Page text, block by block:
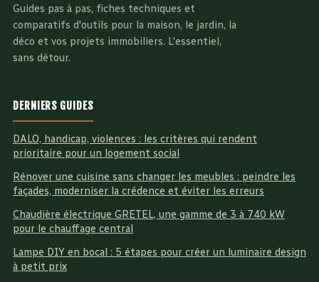
Guides pas à pas, fiches techniques et
comparatifs d'outils pour la maison, le jardin, la
déco et vos projets immobiliers. L'essentiel,
sans détour.
DERNIERS GUIDES
DALO, handicap, violences : les critères qui rendent
prioritaire pour un logement social
Rénover une cuisine sans changer les meubles : peindre les
façades, moderniser la crédence et éviter les erreurs
Chaudière électrique GRETEL, une gamme de 3 à 740 kW
pour le chauffage central
Lampe DIY en bocal : 5 étapes pour créer un luminaire design
à petit prix